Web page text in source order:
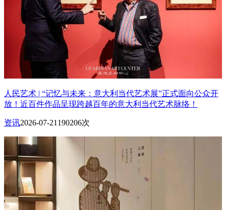
人民艺术 | “记忆与未来：意大利当代艺术展”正式面向公众开
放！近百件作品呈现跨越百年的意大利当代艺术脉络！
资讯2026-07-21 190206次